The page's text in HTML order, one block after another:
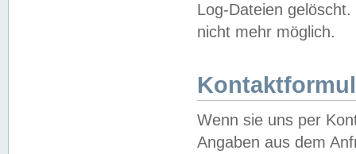
Log-Dateien
nicht mehr möglich.
Wenn sie uns per
Angaben aus dem